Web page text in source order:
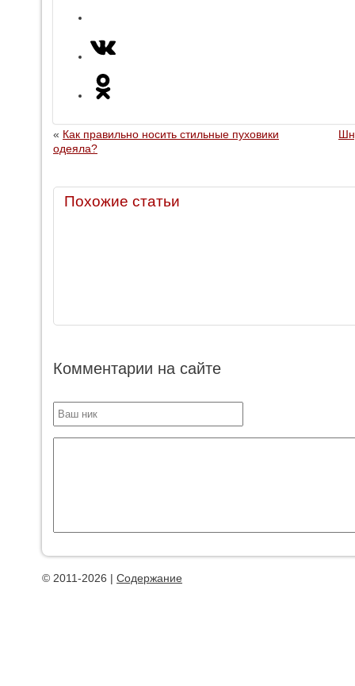
« Как правильно носить стильные пуховики
одеяла?
Похожие статьи
Комментарии на сайте
© 2011-2026 | Содержание